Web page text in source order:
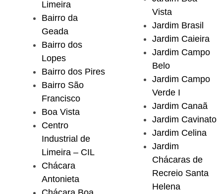
Limeira
Bairro da
Geada
Bairro dos
Lopes
Bairro dos Pires
Bairro São
Francisco
Boa Vista
Centro
Industrial de
Limeira – CIL
Chácara
Antonieta
Vista
Jardim Brasil
Jardim Caieira
Jardim Campo
Belo
Jardim Campo
Verde I
Jardim Canaã
Jardim Cavinato
Jardim Celina
Jardim
Chácaras de
Recreio Santa
Helena